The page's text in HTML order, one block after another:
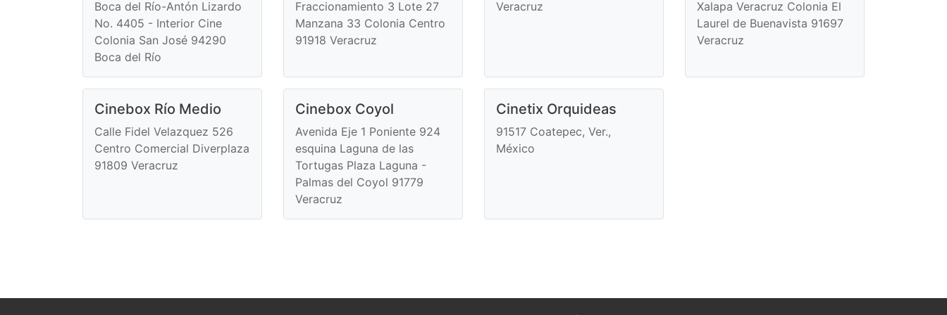
Boca del Río-Antón Lizardo
No. 4405 - Interior Cine
Colonia San José 94290
Boca del Río
Fraccionamiento 3 Lote 27
Manzana 33 Colonia Centro
91918 Veracruz
Veracruz
Xalapa Veracruz Colonia El
Laurel de Buenavista 91697
Veracruz
Cinebox Río Medio
Calle Fidel Velazquez 526
Centro Comercial Diverplaza
91809 Veracruz
Cinebox Coyol
Avenida Eje 1 Poniente 924
esquina Laguna de las
Tortugas Plaza Laguna -
Palmas del Coyol 91779
Veracruz
Cinetix Orquideas
91517 Coatepec, Ver.,
México